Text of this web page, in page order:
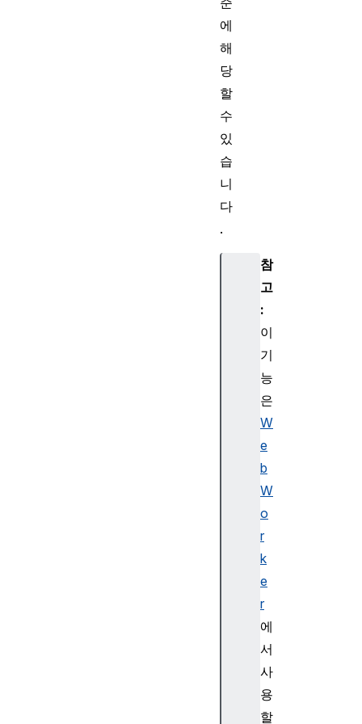
에
해
당
할
수
있
습
니
다
.
참
고
:
이
기
능
은
W
e
b
W
o
r
k
e
r
에
서
사
용
할